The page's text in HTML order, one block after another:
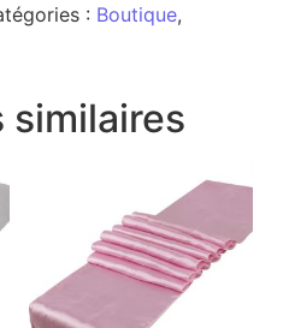
: Boutique,
similaires